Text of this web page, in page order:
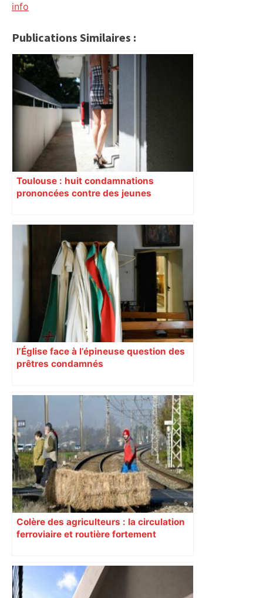
info
Publications Similaires :
Toulouse : huit condamnations
prononcées contre des jeunes
l’Église face à l’épineuse question des
prêtres condamnés
Colère des agriculteurs : la circulation
ferroviaire et routière fortement